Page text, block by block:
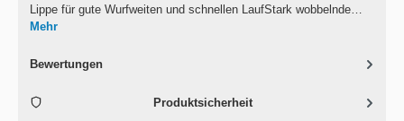
Lippe für gute Wurfweiten und schnellen LaufStark wobbelnde…
Mehr
Bewertungen
Produktsicherheit